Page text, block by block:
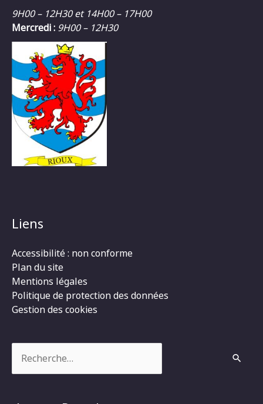
9H00 – 12H30 et 14H00 – 17H00
Mercredi : 9H00 – 12H30
Liens
Accessibilité : non conforme
Plan du site
Mentions légales
Politique de protection des données
Gestion des cookies